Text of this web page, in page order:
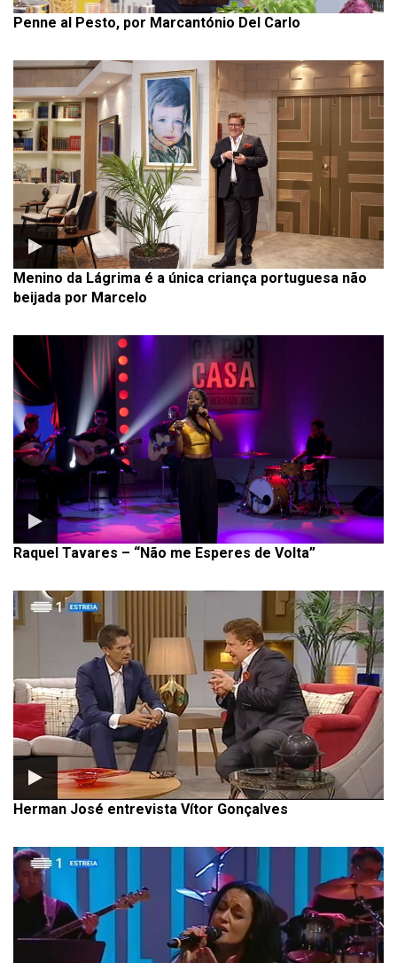
Penne al Pesto, por Marcantónio Del Carlo
Menino da Lágrima é a única criança portuguesa não
beijada por Marcelo
Raquel Tavares – “Não me Esperes de Volta”
Herman José entrevista Vítor Gonçalves